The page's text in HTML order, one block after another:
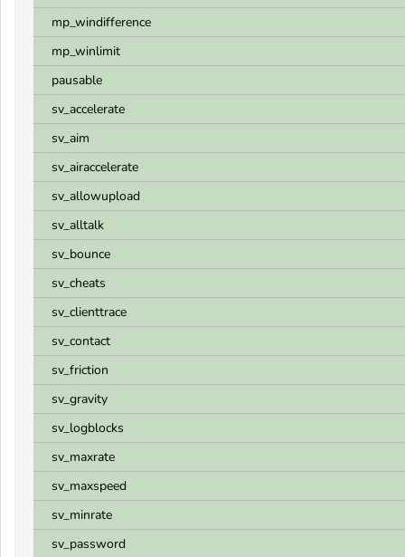
mp_windifference
mp_winlimit
pausable
sv_accelerate
sv_aim
sv_airaccelerate
sv_allowupload
sv_alltalk
sv_bounce
sv_cheats
sv_clienttrace
sv_contact
sv_friction
sv_gravity
sv_logblocks
sv_maxrate
sv_maxspeed
sv_minrate
sv_password